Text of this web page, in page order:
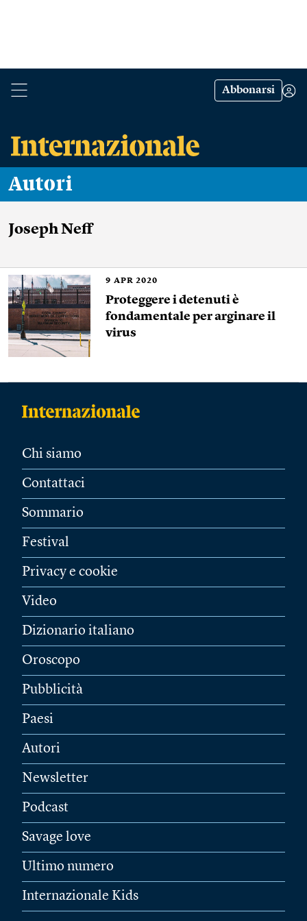
Abbonarsi
Autori
Joseph Neff
9 APR 2020
Proteggere i detenuti è
fondamentale per arginare il
virus
Chi siamo
Contattaci
Sommario
Festival
Privacy e cookie
Video
Dizionario italiano
Oroscopo
Pubblicità
Paesi
Autori
Newsletter
Podcast
Savage love
Ultimo numero
Internazionale Kids